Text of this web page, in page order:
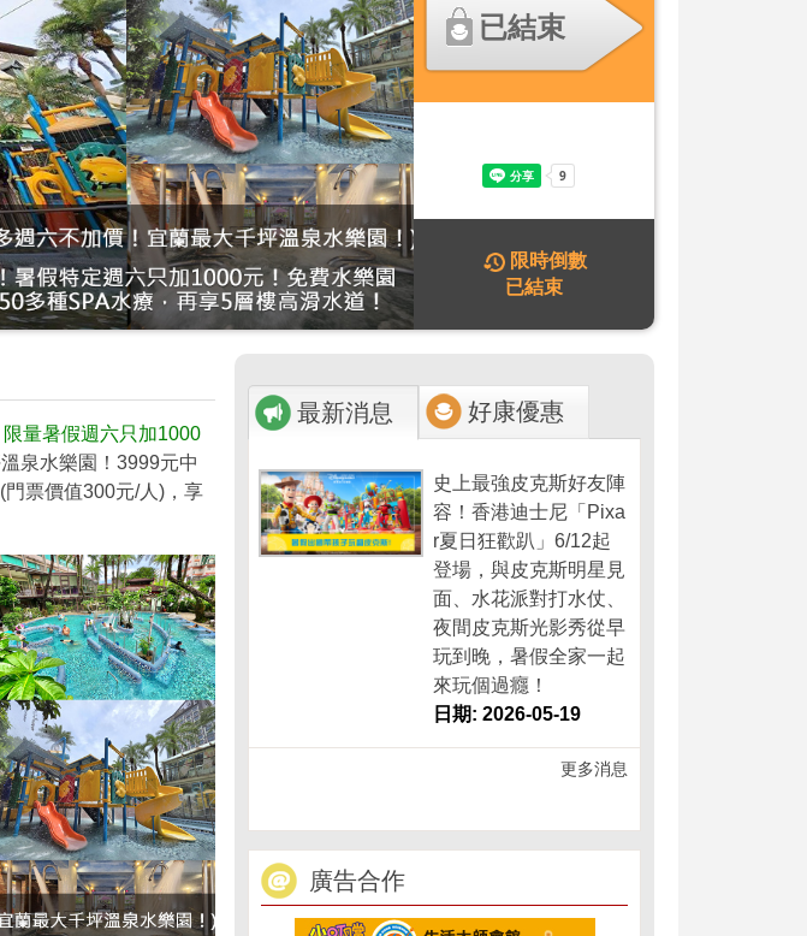
已結束
限時倒數
已結束
量暑假週六只加1000
泉水樂園！3999元中
票價值300元/人)，享
最新消息 好康優惠
史上最強皮克斯好友陣
容！香港迪士尼「Pixa
r夏日狂歡趴」6/12起
登場，與皮克斯明星見
面、水花派對打水仗、
夜間皮克斯光影秀從早
玩到晚，暑假全家一起
來玩個過癮！
日期: 2026-05-19
更多消息
廣告合作